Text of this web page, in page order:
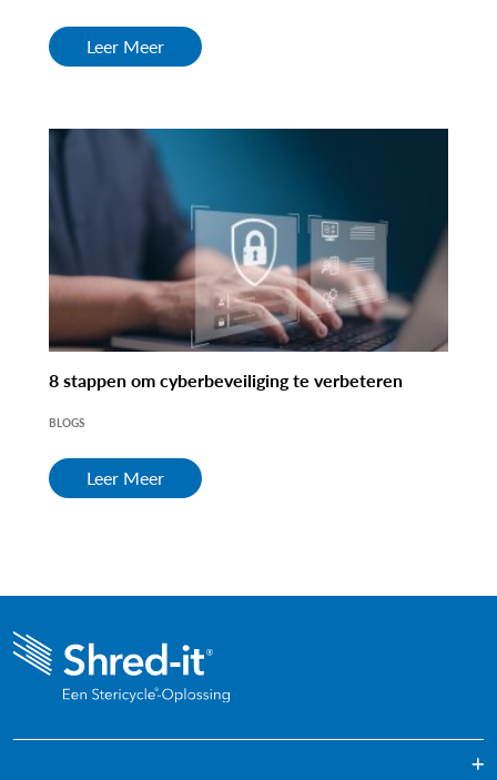
Leer Meer
8 stappen om cyberbeveiliging te verbeteren
BLOGS
Leer Meer